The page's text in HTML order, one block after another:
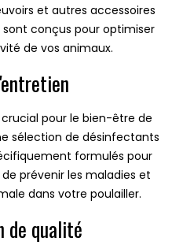
et autres accessoires
conçus pour optimiser
de vos animaux.
pour le bien-être de
sélection de désinfectants
formulés pour
prévenir les maladies et
dans votre poulailler.
de qualité